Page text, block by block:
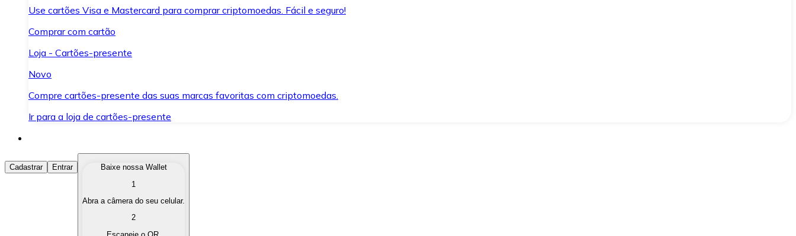
Use cartões Visa e Mastercard para comprar criptomoedas. Fácil e seguro!
Comprar com cartão
Loja - Cartões-presente
Novo
Compre cartões-presente das suas marcas favoritas com criptomoedas.
Ir para a loja de cartões-presente
Comprar Criptomoedas
Compre as criptomoedas de seu interesse de forma rápida e segura.
Converta suas criptomoedas em moeda fiduciária quando precisar.
Cadastrar Entrar
Baixe nossa Wallet
1
Abra a câmera do seu celular.
2